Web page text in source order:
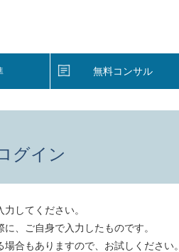
無料コンサル
グイン
してください。
、ご自身で入力したものです。
合もありますので、お試しください。